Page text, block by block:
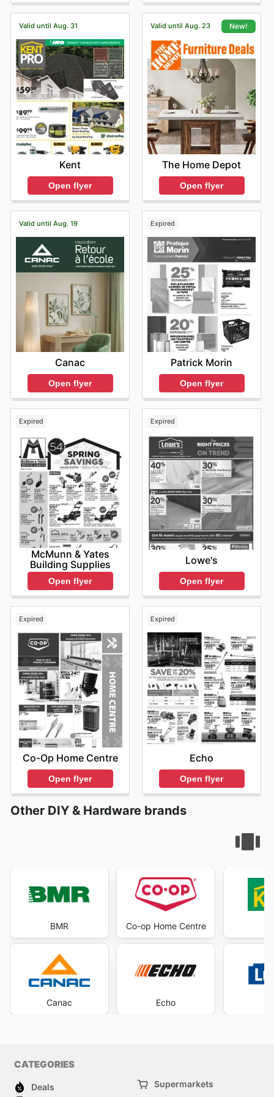
sur les marques les plus recherchées. Ils invitent leur
clientèle à explorer les dernières offres disponibles en
ligne et à s'abonner pour être informé des nouveautés
et des rabais à durée limitée. C'est l'endroit idéal pour
équiper vos projets avec confiance.
Trouvez vos marques préférées chez Réno-Dépôt —
explorez leurs aubaines en ligne dès aujourd'hui.
Valid until Aug. 31
Kent
Open flyer
Valid until Aug. 23 New!
The Home Depot
Open flyer
Valid until Aug. 19
Canac
Open flyer
Expired
Patrick Morin
Open flyer
Expired
McMunn & Yates
Building Supplies
Open flyer
Expired
Lowe's
Open flyer
Expired
Co-Op Home Centre
Open flyer
Expired
Echo
Open flyer
Other DIY & Hardware brands
BMR
Canac
Co-op Home Centre
Echo
CATEGORIES
Deals
Supermarkets